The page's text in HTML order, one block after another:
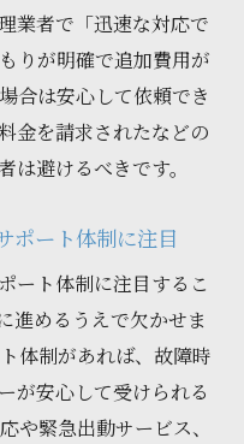
業者で「迅速な対応で
りが明確で追加費用が
合は安心して依頼でき
金を請求されたなどの
は避けるべきです。
ポート体制に注目
ート体制に注目するこ
進めるうえで欠かせま
体制があれば、故障時
が安心して受けられる
や緊急出動サービス、